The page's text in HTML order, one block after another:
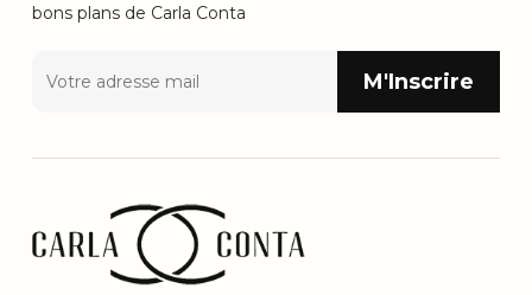
bons plans de Carla Conta